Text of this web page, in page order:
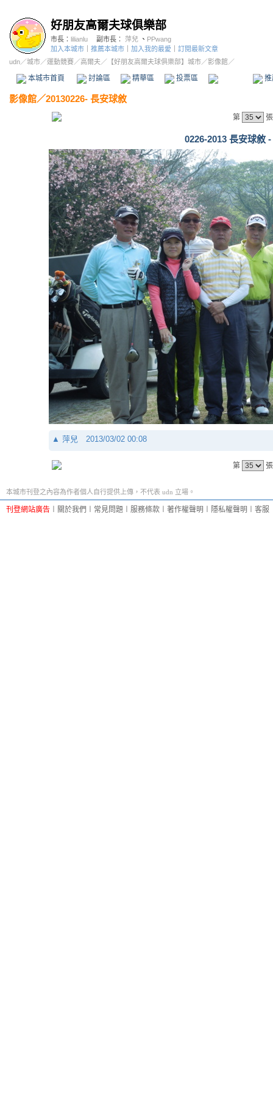
好朋友高爾夫球俱樂部
市長： lilianlu 副市長： 萍兒 、 PPwang
加入本城市
推薦本城市 加入我的最愛
訂閱最新文章
udn／城市／運動競賽／高爾夫／ 【好朋友高爾夫球俱樂部】城市／影像館／
本城市首頁 討論區 精華區 投票區 影像館
影像館／20130226- 長安球敘
第
0226-2013 長安球敘 -
▲ 萍兒 2013/03/02 00:08
第
本城市刊登之內容為作者個人自行提供上傳，不代表 udn 立場。
刊登網站廣告 關於我們 常見問題 服務條款 著作權聲明 隱私權聲明 客服